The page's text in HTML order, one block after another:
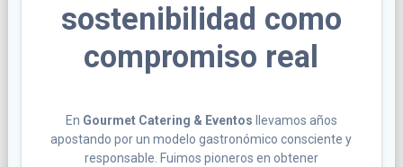
sostenibilidad como
compromiso real
En Gourmet Catering & Eventos llevamos años
apostando por un modelo gastronómico consciente y
responsable. Fuimos pioneros en obtener